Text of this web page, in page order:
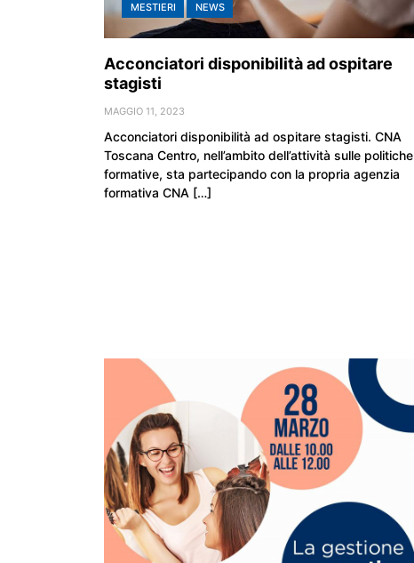
MESTIERI
NEWS
Acconciatori disponibilità ad ospitare
stagisti
MAGGIO 11, 2023
Acconciatori disponibilità ad ospitare stagisti. CNA
Toscana Centro, nell’ambito dell’attività sulle politiche
formative, sta partecipando con la propria agenzia
formativa CNA […]